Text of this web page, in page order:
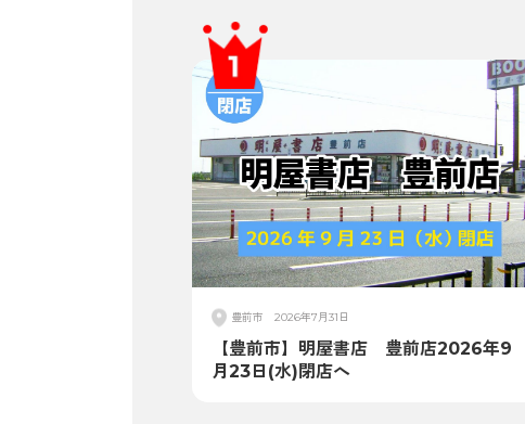
豊前市 2026年7月31日
【豊前市】明屋書店 豊前店2026年9
月23日(水)閉店へ